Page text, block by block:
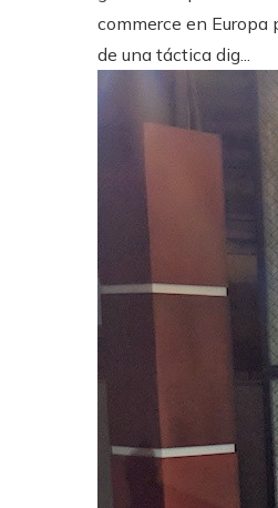
commerce en Europa
de una táctica dig...